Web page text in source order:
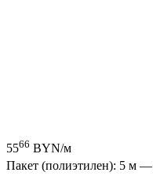
5566 BYN/м
Пакет (полиэтилен): 5 м —